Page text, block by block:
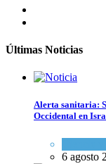
Últimas Noticias
Alerta sanitaria:
Occidental en
6 agosto